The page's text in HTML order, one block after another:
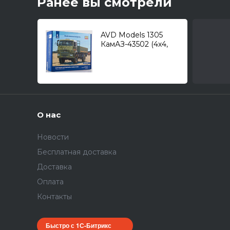
AVD Models 1305
КамАЗ-43502 (4х4,
О нас
Новости
Бесплатная доставка
Доставка
Оплата
Контакты
Быстро с 1С-Битрикс